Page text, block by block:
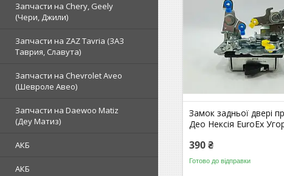
Запчасти на Chery, Geely
(Чери, Джили)
Запчасти на ZAZ Tavria (ЗАЗ
Таврия, Славута)
Запчасти на Chevrolet Aveo
(Шевроле Авео)
Запчасти на Daewoo Matiz
(Деу Матиз)
АКБ
АКБ
Замок задньої двері
Део Нексія EuroEx
390 ₴
Готово до відправки